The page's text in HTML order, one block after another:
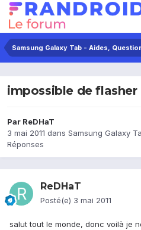
Samsung Galaxy Tab - Aides,
impossible de
Par ReDHaT
3 mai 2011 dans Samsung Galaxy
Réponses
ReDHaT
Posté(e) 3 mai 2011
salut tout le monde, donc voilà je